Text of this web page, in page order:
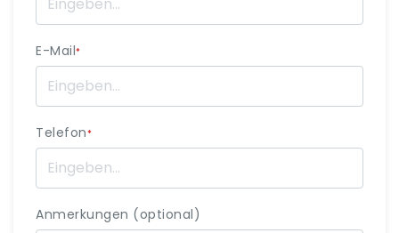
E-Mail*
Telefon*
Anmerkungen (optional)